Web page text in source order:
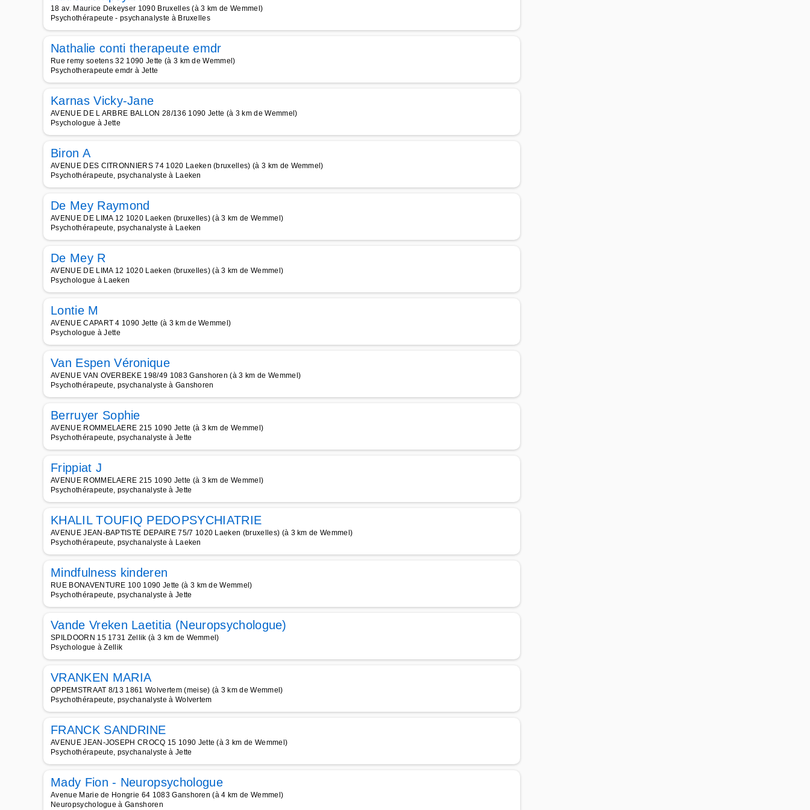
18 av. Maurice Dekeyser 1090 Bruxelles (à 3 km de Wemmel)
Psychothérapeute - psychanalyste à Bruxelles
Nathalie conti therapeute emdr
Rue remy soetens 32 1090 Jette (à 3 km de Wemmel)
Psychotherapeute emdr à Jette
Karnas Vicky-Jane
AVENUE DE L ARBRE BALLON 28/136 1090 Jette (à 3 km de Wemmel)
Psychologue à Jette
Biron A
AVENUE DES CITRONNIERS 74 1020 Laeken (bruxelles) (à 3 km de Wemmel)
Psychothérapeute, psychanalyste à Laeken
De Mey Raymond
AVENUE DE LIMA 12 1020 Laeken (bruxelles) (à 3 km de Wemmel)
Psychothérapeute, psychanalyste à Laeken
De Mey R
AVENUE DE LIMA 12 1020 Laeken (bruxelles) (à 3 km de Wemmel)
Psychologue à Laeken
Lontie M
AVENUE CAPART 4 1090 Jette (à 3 km de Wemmel)
Psychologue à Jette
Van Espen Véronique
AVENUE VAN OVERBEKE 198/49 1083 Ganshoren (à 3 km de Wemmel)
Psychothérapeute, psychanalyste à Ganshoren
Berruyer Sophie
AVENUE ROMMELAERE 215 1090 Jette (à 3 km de Wemmel)
Psychothérapeute, psychanalyste à Jette
Frippiat J
AVENUE ROMMELAERE 215 1090 Jette (à 3 km de Wemmel)
Psychothérapeute, psychanalyste à Jette
KHALIL TOUFIQ PEDOPSYCHIATRIE
AVENUE JEAN-BAPTISTE DEPAIRE 75/7 1020 Laeken (bruxelles) (à 3 km de Wemmel)
Psychothérapeute, psychanalyste à Laeken
Mindfulness kinderen
RUE BONAVENTURE 100 1090 Jette (à 3 km de Wemmel)
Psychothérapeute, psychanalyste à Jette
Vande Vreken Laetitia (Neuropsychologue)
SPILDOORN 15 1731 Zellik (à 3 km de Wemmel)
Psychologue à Zellik
VRANKEN MARIA
OPPEMSTRAAT 8/13 1861 Wolvertem (meise) (à 3 km de Wemmel)
Psychothérapeute, psychanalyste à Wolvertem
FRANCK SANDRINE
AVENUE JEAN-JOSEPH CROCQ 15 1090 Jette (à 3 km de Wemmel)
Psychothérapeute, psychanalyste à Jette
Mady Fion - Neuropsychologue
Avenue Marie de Hongrie 64 1083 Ganshoren (à 4 km de Wemmel)
Neuropsychologue à Ganshoren